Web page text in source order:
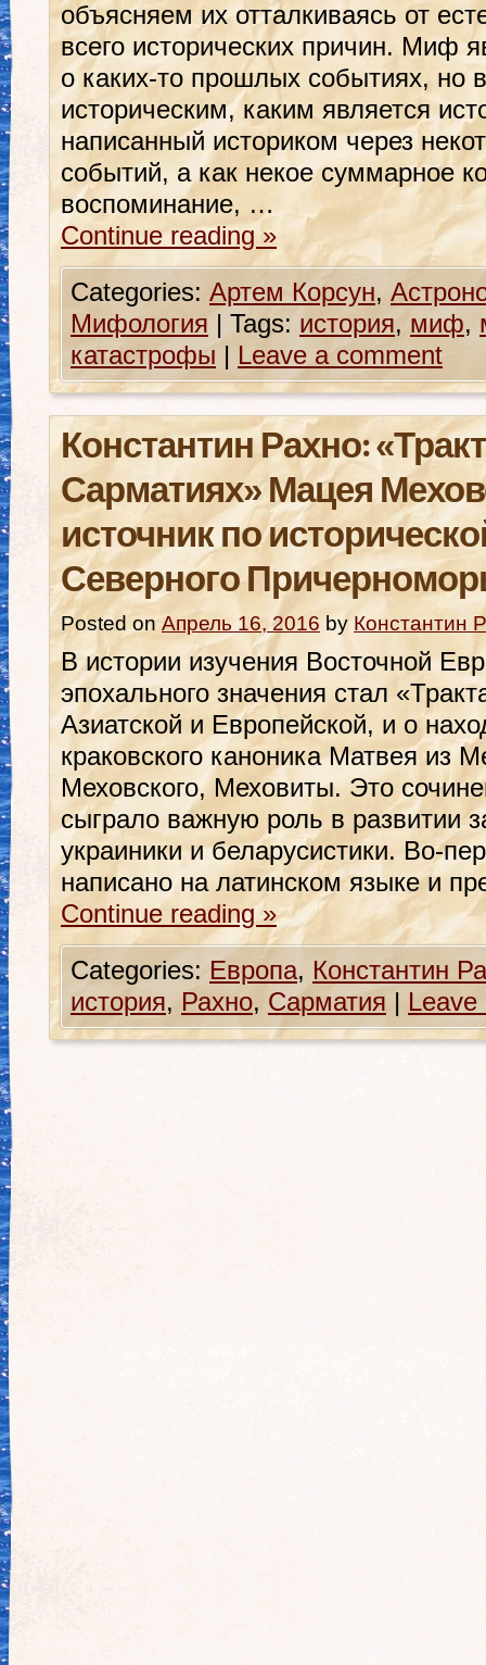
объясняем их отталкиваясь от
всего исторических причин. Миф
о каких-то прошлых событиях, но
историческим, каким является
написанный историком через
событий, а как некое суммарное
воспоминание, …
Continue reading»
Categories: Артем Корсун,
Мифология | Tags: история, миф,
катастрофы | Leave a comment
Константин Рахно:
Сарматиях» Мацея
источник по
Северного
Posted on Апрель 16, 2016 by Константин
В истории изучения Восточной
эпохального значения стал
Азиатской и Европейской, и о
краковского каноника Матвея из
Меховского, Меховиты. Это
сыграло важную роль в развитии
украиники и беларусистики. Во-
написано на латинском языке и
Continue reading»
Categories: Европа, Константин
история, Рахно, Сарматия | Leave